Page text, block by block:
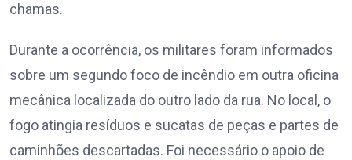
chamas.
Durante a ocorrência, os militares foram informados
sobre um segundo foco de incêndio em outra oficina
mecânica localizada do outro lado da rua. No local, o
fogo atingia resíduos e sucatas de peças e partes de
caminhões descartadas. Foi necessário o apoio de